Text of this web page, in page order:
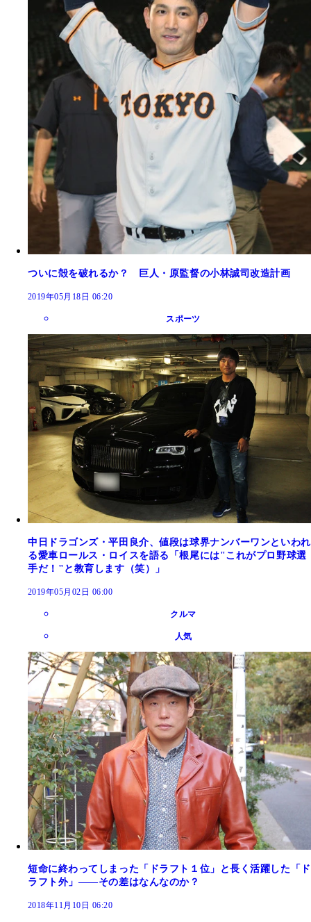
ついに殻を破れるか？ 巨人・原監督の小林誠司改造計画
2019年05月18日 06:20
スポーツ
中日ドラゴンズ・平田良介、値段は球界ナンバーワンといわれ
る愛車ロールス・ロイスを語る「根尾には"これがプロ野球選
手だ！"と教育します（笑）」
2019年05月02日 06:00
クルマ
人気
短命に終わってしまった「ドラフト１位」と長く活躍した「ド
ラフト外」――その差はなんなのか？
2018年11月10日 06:20